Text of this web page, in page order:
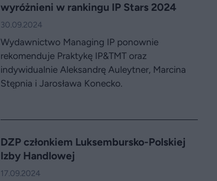
wyróżnieni w rankingu IP Stars 2024
30.09.2024
Wydawnictwo Managing IP ponownie
rekomenduje Praktykę IP&TMT oraz
indywidualnie Aleksandrę Auleytner, Marcina
Stępnia i Jarosława Konecko.
DZP członkiem Luksembursko-Polskiej
Izby Handlowej
17.09.2024